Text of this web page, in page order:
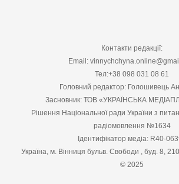
Контакти редакції:
Email:
Тел:+38 098 031 08 61
Головний редактор: Голошивець
Засновник: ТОВ «УКРАЇНСЬКА
Рішення Національної ради України з
радіомовлення №1634
Ідентифікатор медіа: R40-
Україна, м. Вінниця бульв. Свободи , буд. 8,
© 2025